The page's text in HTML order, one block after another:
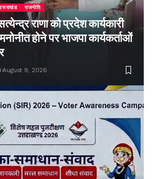
राजनीति
राणा को प्रदेश कार्यकारी
होने पर भाजपा कार्यकर्ताओं
August 9, 2026